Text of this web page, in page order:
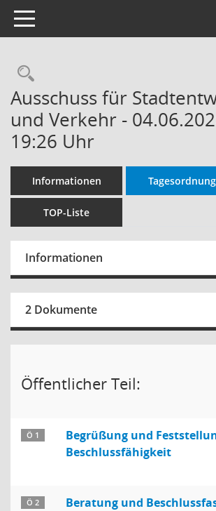
Toggle navigation
Rechercheauswahl
Ausschuss für
und Verkehr -
19:26 Uhr
Informationen Tagesordnung
TOP-Liste
Informationen
2 Dokumente
Öffentlicher Teil:
Ö 1
Begrüßung und
Beschlussfähigkeit
Ö 2
Beratung und